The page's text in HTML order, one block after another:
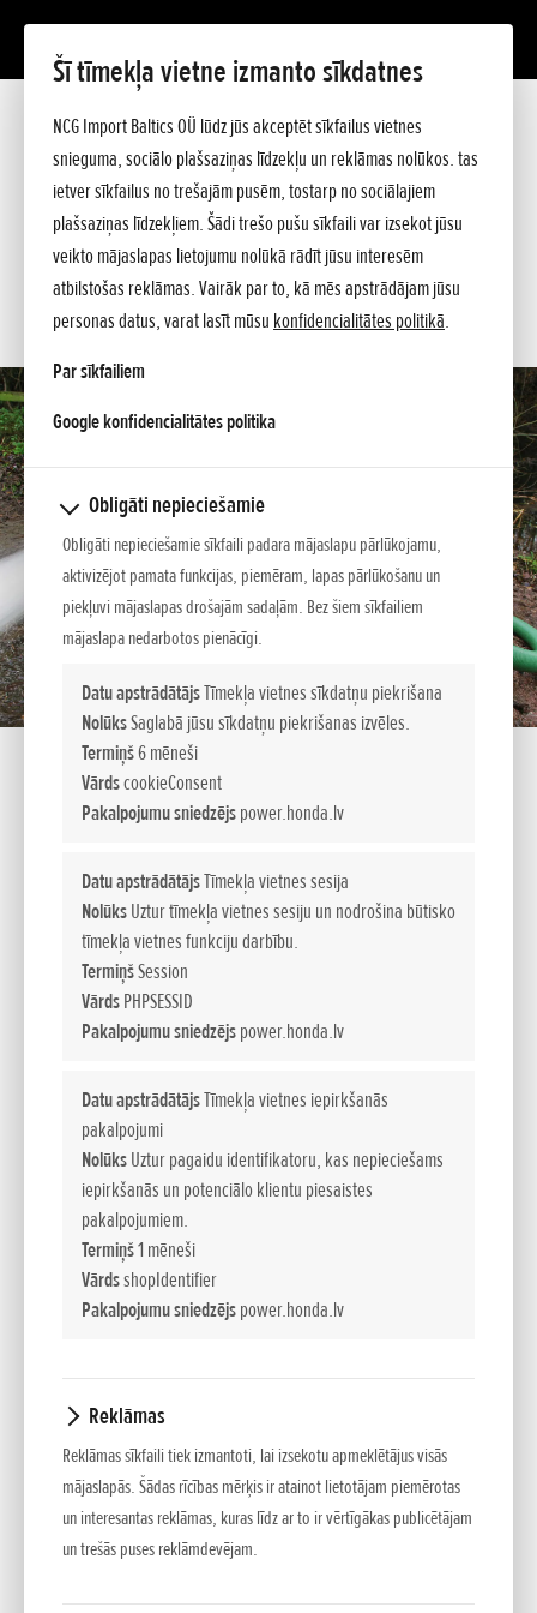
Šī tīmekļa vietne izmanto sīkdatnes
NCG Import Baltics OÜ lūdz jūs akceptēt sīkfailus vietnes
snieguma, sociālo plašsaziņas līdzekļu un reklāmas nolūkos. tas
ietver sīkfailus no trešajām pusēm, tostarp no sociālajiem
plašsaziņas līdzekļiem. Šādi trešo pušu sīkfaili var izsekot jūsu
veikto mājaslapas lietojumu nolūkā rādīt jūsu interesēm
atbilstošas reklāmas. Vairāk par to, kā mēs apstrādājam jūsu
personas datus, varat lasīt mūsu konfidencialitātes politikā.
Par sīkfailiem
Google konfidencialitātes politikaopens in a new tab
Obligāti nepieciešamie
Obligāti nepieciešamie sīkfaili padara mājaslapu pārlūkojamu,
aktivizējot pamata funkcijas, piemēram, lapas pārlūkošanu un
piekļuvi mājaslapas drošajām sadaļām. Bez šiem sīkfailiem
mājaslapa nedarbotos pienācīgi.
Datu apstrādātājsTīmekļa vietnes sīkdatņu piekrišana
NolūksSaglabā jūsu sīkdatņu piekrišanas izvēles.
Termiņš6 mēneši
VārdscookieConsent
Pakalpojumu sniedzējspower.honda.lv
Datu apstrādātājsTīmekļa vietnes sesija
NolūksUztur tīmekļa vietnes sesiju un nodrošina būtisko
tīmekļa vietnes funkciju darbību.
TermiņšSession
VārdsPHPSESSID
Pakalpojumu sniedzējspower.honda.lv
Datu apstrādātājsTīmekļa vietnes iepirkšanās
pakalpojumi
NolūksUztur pagaidu identifikatoru, kas nepieciešams
iepirkšanās un potenciālo klientu piesaistes
pakalpojumiem.
Termiņš1 mēneši
VārdsshopIdentifier
Pakalpojumu sniedzējspower.honda.lv
Reklāmas
Reklāmas sīkfaili tiek izmantoti, lai izsekotu apmeklētājus visās
mājaslapās. Šādas rīcības mērķis ir atainot lietotājam piemērotas
un interesantas reklāmas, kuras līdz ar to ir vērtīgākas publicētājam
un trešās puses reklāmdevējam.
Prezentācija
Tehniskie dati
Cenrādis
Pircēja ceļvedis
Jautājiet sīkāku informāciju
PIEDĀVĀJUMS
SERVISA LAIKS
KONTAKTI
HONDA ŪDENS SŪKŅU KLĀSTS
Honda ūdens sūkņu klāsts aptver ļoti plašu pielietojuma loku
– sākot ar nelieliem portatīvajiem sūkņiem līdz pat lieliem
duļķu sūkņiem. Honda ūdens sūkņi garantē efektīvu un klusu
darbību, bet pats svarīgākais – Honda četrtaktu motoru
uzticamību.
Parasti ūdens sūkņi iedalās piecās kategorijās:
VIEGLIE SŪKŅI
Kompaktie, vieglie un portatīvie WX sērijas ūdens sūkņi ir
teicami piemēroti namīpašnieku, dārznieku, laivu īpašnieku
un atpūtnieku vajadzībām.
AUGSTSPIEDIENA SŪKŅI
pareizā izvēle. Šie sūkņi ir teicami piemēroti normālas
kvalitātes ūdens sūknēšanai, tostarp apūdeņošanas un
ugunsdzēšanas vajadzībām, kā arī ūdens pārsūknēšanai lielos
attālumos.